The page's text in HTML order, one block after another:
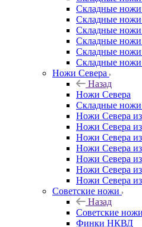
Складные
Складные ножи
Складные
Складные ножи
Складные ножи
Складные ножи
Ножи Севера
Назад
Ножи Севера
Складные ножи
Ножи Севера из
Ножи Севера
Ножи Севера
Ножи Севера
Ножи Севера
Ножи Севера
Ножи Севера
Советские ножи
Назад
Советские ножи
Финки НКВД